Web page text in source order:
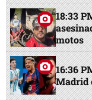
18:33
motos
16:36
Madrid